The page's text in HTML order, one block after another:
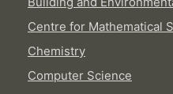
Centre for Mathematical
Chemistry
Computer Science